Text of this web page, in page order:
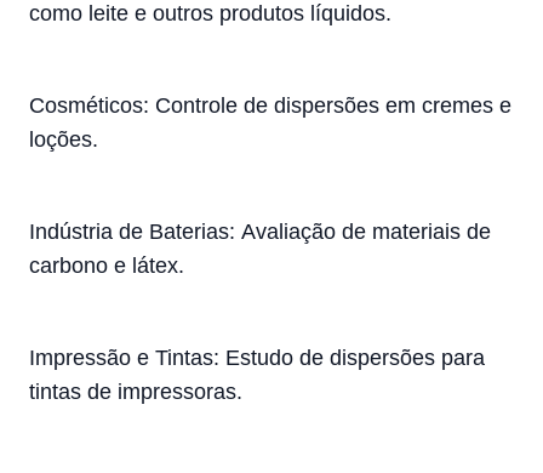
como leite e outros produtos líquidos.
Cosméticos: Controle de dispersões em cremes e
loções.
Indústria de Baterias: Avaliação de materiais de
carbono e látex.
Impressão e Tintas: Estudo de dispersões para
tintas de impressoras.